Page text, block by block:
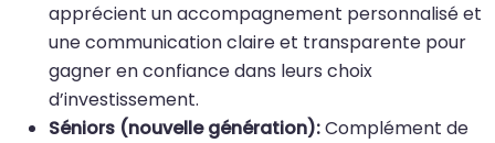
apprécient un accompagnement personnalisé et
une communication claire et transparente pour
gagner en confiance dans leurs choix
d’investissement.
Séniors (nouvelle génération):Complément de